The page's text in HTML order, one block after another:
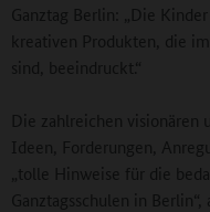
Ganztag Berlin: „Die
kreativen Produkten, die
sind, beeindruckt.“
Die zahlreichen visionären
Ideen, Forderungen,
„tolle Hinweise für die
Ganztagsschulen in